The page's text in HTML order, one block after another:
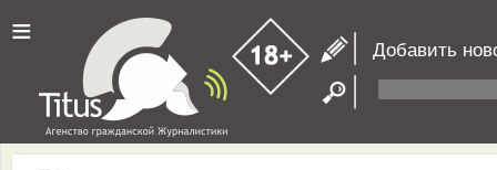
≡ Добавить